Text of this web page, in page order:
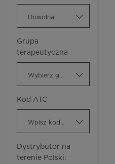
Dowolna
Grupa
terapeutyczna
Kod ATC
Dystrybutor na
terenie Polski: